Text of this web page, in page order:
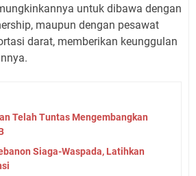
untuk dibawa dengan
maupun dengan pesawat
darat, memberikan keunggulan
Telah Tuntas Mengembangkan
Siaga-Waspada, Latihkan